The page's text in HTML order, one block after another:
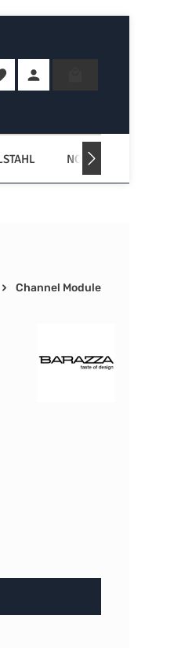
hast 0 Produkte auf dem Merkzettel
NORDISCHE KÜCHEN
Channel Module
Wert ein